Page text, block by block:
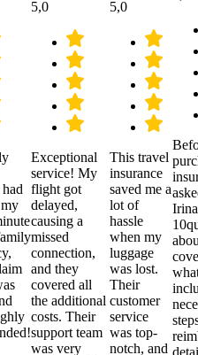
5,0
Exceptional
service! My
flight got
delayed,
causing a
missed
connection,
and they
covered all
the additional
costs. Their
support team
was very
5,0
This travel
insurance
saved me a
lot of
hassle
when my
luggage
was lost.
Their
customer
service
was top-
notch, and